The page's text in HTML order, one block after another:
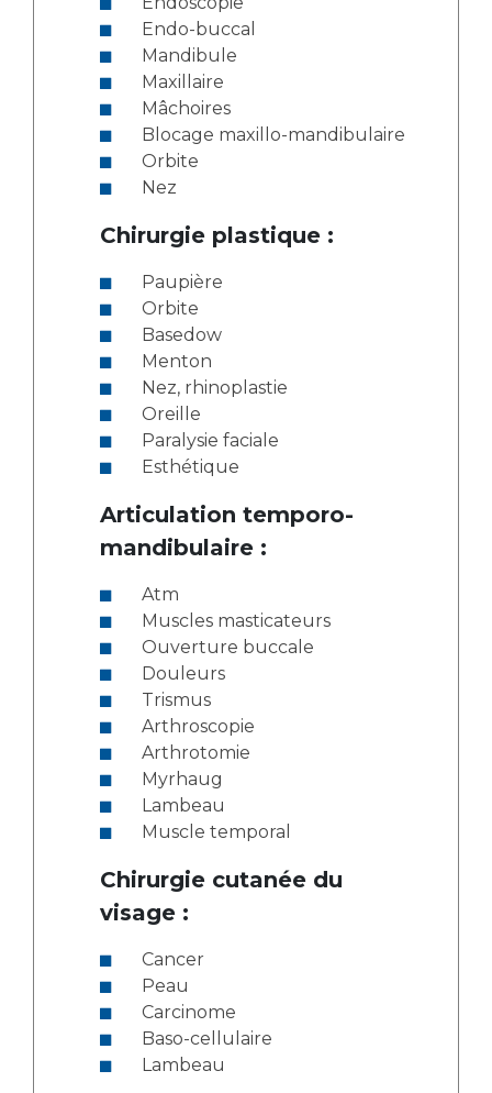
Endo-buccal
Mandibule
Maxillaire
Mâchoires
Blocage maxillo-mandibulaire
Orbite
Nez
Chirurgie plastique :
Paupière
Orbite
Basedow
Menton
Nez, rhinoplastie
Oreille
Paralysie faciale
Esthétique
Articulation temporo-
mandibulaire :
Atm
Muscles masticateurs
Ouverture buccale
Douleurs
Trismus
Arthroscopie
Arthrotomie
Myrhaug
Lambeau
Muscle temporal
Chirurgie cutanée du
visage :
Cancer
Peau
Carcinome
Baso-cellulaire
Lambeau